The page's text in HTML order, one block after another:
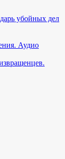
убойных дел
Аудио